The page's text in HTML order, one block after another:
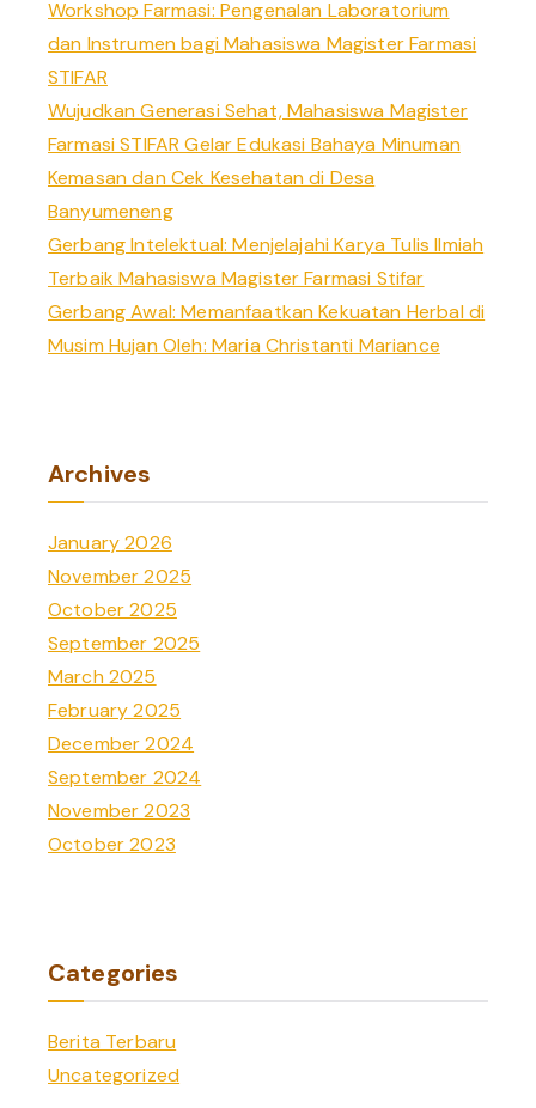
Workshop Farmasi: Pengenalan Laboratorium
dan Instrumen bagi Mahasiswa Magister Farmasi
STIFAR
Wujudkan Generasi Sehat, Mahasiswa Magister
Farmasi STIFAR Gelar Edukasi Bahaya Minuman
Kemasan dan Cek Kesehatan di Desa
Banyumeneng
Gerbang Intelektual: Menjelajahi Karya Tulis Ilmiah
Terbaik Mahasiswa Magister Farmasi Stifar
Gerbang Awal: Memanfaatkan Kekuatan Herbal di
Musim Hujan Oleh: Maria Christanti Mariance
Archives
January 2026
November 2025
October 2025
September 2025
March 2025
February 2025
December 2024
September 2024
November 2023
October 2023
Categories
Berita Terbaru
Uncategorized